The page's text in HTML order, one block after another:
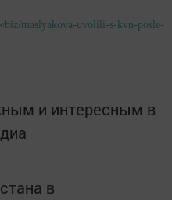
maslyakova-uvolili-s-kvn-posle-
и интересным в
в